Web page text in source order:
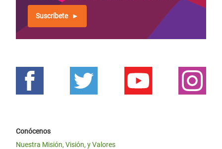
Suscríbete
Conócenos
Nuestra Misión, Visión, y Valores